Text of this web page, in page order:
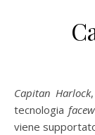
Capitan Harlock
tecnologia
viene